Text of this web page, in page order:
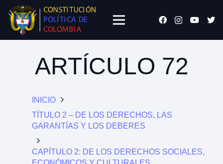
ARTÍCULO 72
INICIO
TÍTULO 2 – DE LOS DERECHOS, LAS
GARANTÍAS Y LOS DEBERES
CAPÍTULO 2: DE LOS DERECHOS SOCIALES,